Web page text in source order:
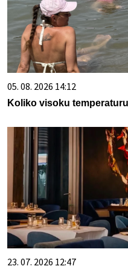
05. 08. 2026 14:12
Koliko visoku
23. 07. 2026 12:47